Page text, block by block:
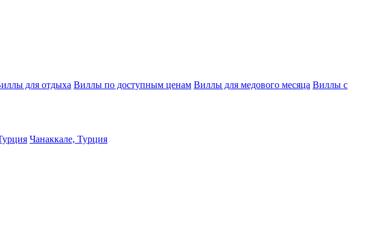
для отдыха Виллы по доступным ценам Виллы для медового месяца Виллы с
Чанаккале, Турция